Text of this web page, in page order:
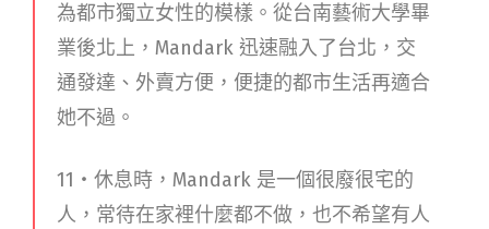
為都市獨立女性的模樣。從台南藝術大學畢
業後北上，Mandark 迅速融入了台北，交
通發達、外賣方便，便捷的都市生活再適合
她不過。
11・休息時，Mandark 是一個很廢很宅的
人，常待在家裡什麼都不做，也不希望有人